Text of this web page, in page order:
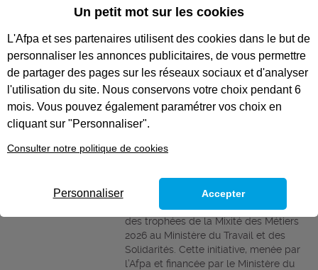
Dossier thématique
Les lauréats des
Trophées de la
Mixité des Métiers
2026 sont connus !
Retour sur une
édition riche en
émotions.
Le mardi 3 mars a eu lieu la cérémonie
des trophées de la Mixité des Métiers
2026 au Ministère du Travail et des
Solidarités. Cette initiative, menée par
l’Afpa et financée par le Ministère du
Un petit mot sur les cookies
L'Afpa et ses partenaires utilisent des cookies dans le but de
personnaliser les annonces publicitaires, de vous permettre
de partager des pages sur les réseaux sociaux et d'analyser
l'utilisation du site. Nous conservons votre choix pendant 6
mois. Vous pouvez également paramétrer vos choix en
cliquant sur "Personnaliser".
Consulter notre politique de cookies
Personnaliser Accepter